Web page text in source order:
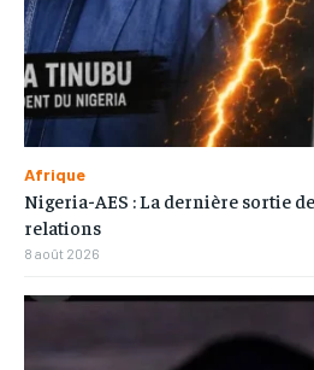
Afrique
Nigeria-AES : La dernière sortie
relations
8 août 2026